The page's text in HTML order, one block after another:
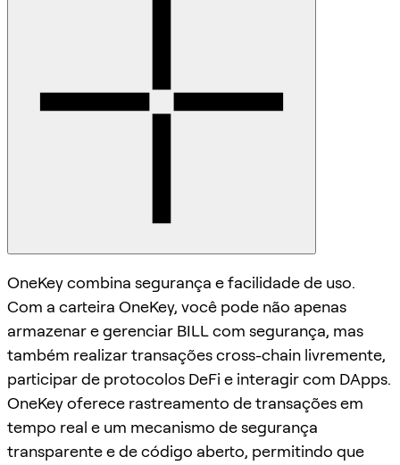
OneKey combina segurança e facilidade de uso.
Com a carteira OneKey, você pode não apenas
armazenar e gerenciar BILL com segurança, mas
também realizar transações cross-chain livremente,
participar de protocolos DeFi e interagir com DApps.
OneKey oferece rastreamento de transações em
tempo real e um mecanismo de segurança
transparente e de código aberto, permitindo que